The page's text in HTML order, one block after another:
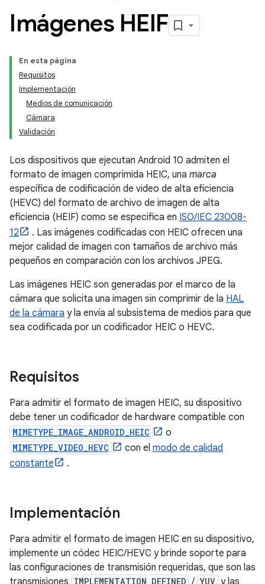
Imágenes HEIF
En esta página
Requisitos
Implementación
Medios de comunicación
Cámara
Validación
Los dispositivos que ejecutan Android 10 admiten el
formato de imagen comprimida HEIC, una marca
específica de codificación de video de alta eficiencia
(HEVC) del formato de archivo de imagen de alta
eficiencia (HEIF) como se especifica en ISO/IEC 23008-
12
. Las imágenes codificadas con HEIC ofrecen una
mejor calidad de imagen con tamaños de archivo más
pequeños en comparación con los archivos JPEG.
Las imágenes HEIC son generadas por el marco de la
cámara que solicita una imagen sin comprimir de la HAL
de la cámara y la envía al subsistema de medios para que
sea codificada por un codificador HEIC o HEVC.
Requisitos
Para admitir el formato de imagen HEIC, su dispositivo
debe tener un codificador de hardware compatible con
MIMETYPE_IMAGE_ANDROID_HEIC o
MIMETYPE_VIDEO_HEVC con el modo de calidad
constante
.
Implementación
Para admitir el formato de imagen HEIC en su dispositivo,
implemente un códec HEIC/HEVC y brinde soporte para
las configuraciones de transmisión requeridas, que son las
transmisiones IMPLEMENTATION_DEFINED / YUV y las